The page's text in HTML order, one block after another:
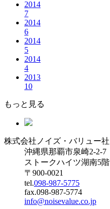
2014
7
2014
6
2014
5
2014
4
2013
10
もっと見る
株式会社ノイズ・バリュー社
沖縄県那覇市泉崎2-2-7
ストークハイツ湖南5階
〒900-0021
tel.098-987-5775
fax.098-987-5774
info@noisevalue.co.jp